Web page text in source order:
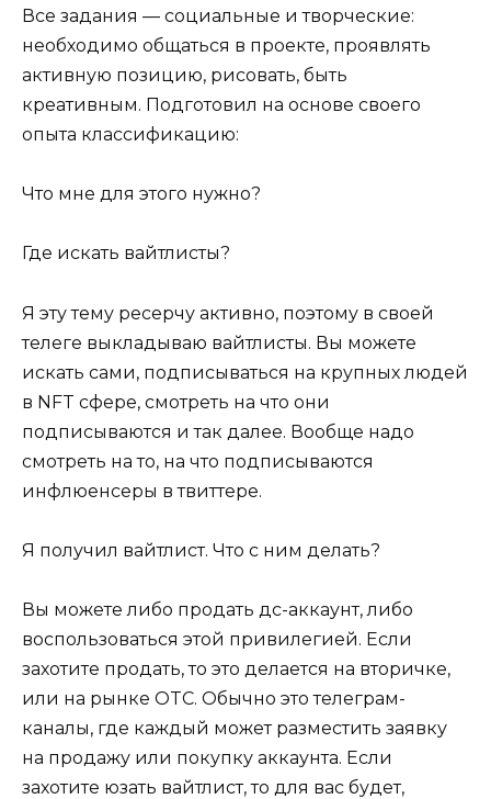
Все задания — социальные и творческие:
необходимо общаться в проекте, проявлять
активную позицию, рисовать, быть
креативным. Подготовил на основе своего
опыта классификацию:
Что мне для этого нужно?
Где искать вайтлисты?
Я эту тему ресерчу активно, поэтому в своей
телеге выкладываю вайтлисты. Вы можете
искать сами, подписываться на крупных людей
в NFT сфере, смотреть на что они
подписываются и так далее. Вообще надо
смотреть на то, на что подписываются
инфлюенсеры в твиттере.
Я получил вайтлист. Что с ним делать?
Вы можете либо продать дс-аккаунт, либо
воспользоваться этой привилегией. Если
захотите продать, то это делается на вторичке,
или на рынке OTC. Обычно это телеграм-
каналы, где каждый может разместить заявку
на продажу или покупку аккаунта. Если
захотите юзать вайтлист, то для вас будет,